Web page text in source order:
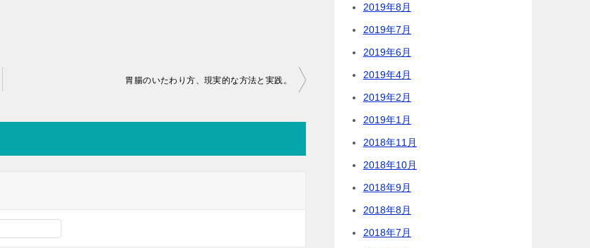
胃腸のいたわり方、現実的な方法と実践。
2019年8月
2019年7月
2019年6月
2019年4月
2019年2月
2019年1月
2018年11月
2018年10月
2018年9月
2018年8月
2018年7月